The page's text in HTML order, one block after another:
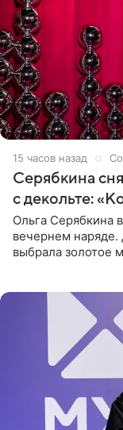
15 часов назад
Серябкина
с декольте:
Ольга Серябкина
вечернем наряде.
выбрала золотое